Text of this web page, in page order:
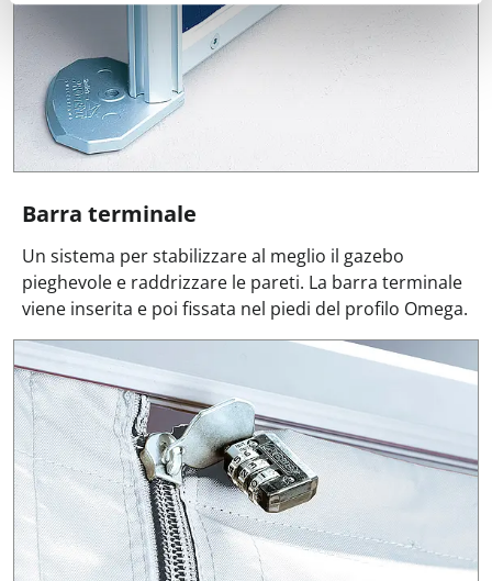
Barra terminale
Un sistema per stabilizzare al meglio il gazebo
pieghevole e raddrizzare le pareti. La barra terminale
viene inserita e poi fissata nel piedi del profilo Omega.